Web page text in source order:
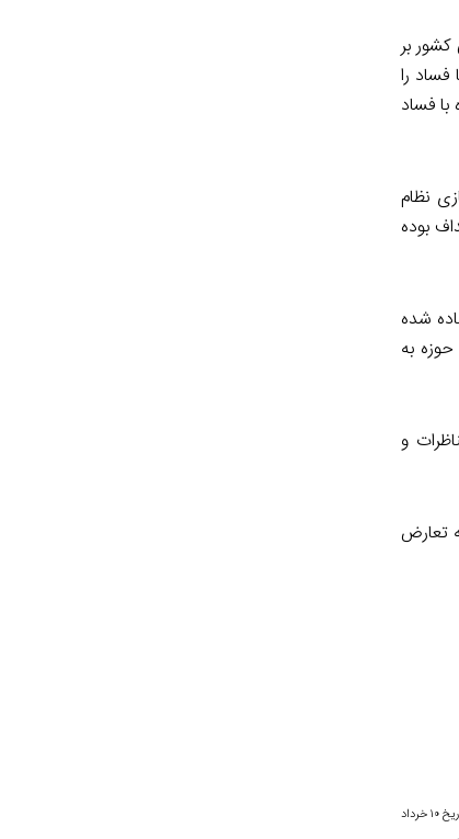
بر
را
فساد
نظام
بوده
شده
به
و
تعارض
. آقای رئیسی در نوبت‌های مختلف و در پاسخ به انتقادهایی در مورد عدم مبارزه ریشه قوه قضاییه با فساد در سال‌های اخیر، بر نقش قوه مجریه در پیشگیری و برخورد اساسی با فساد تأکید کرده و ازجمله در تاریخ ۱۰ خرداد